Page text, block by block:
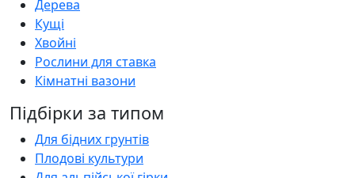
Дерева
Кущі
Хвойні
Рослини для ставка
Кімнатні вазони
Підбірки за типом
Для бідних грунтів
Плодові культури